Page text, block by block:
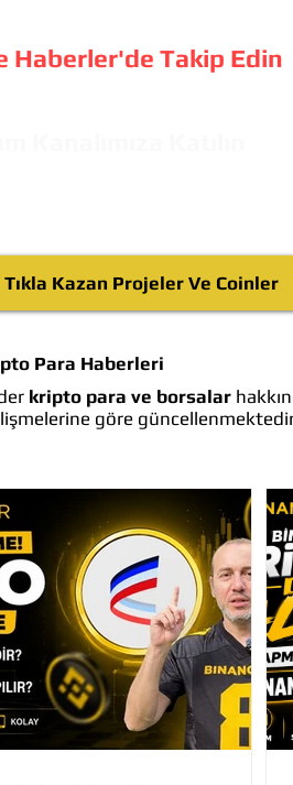
Haberler'de Takip Edin
Tıkla Kazan Projeler Ve Coinler
Para Haberleri
kripto para ve borsalar
göre